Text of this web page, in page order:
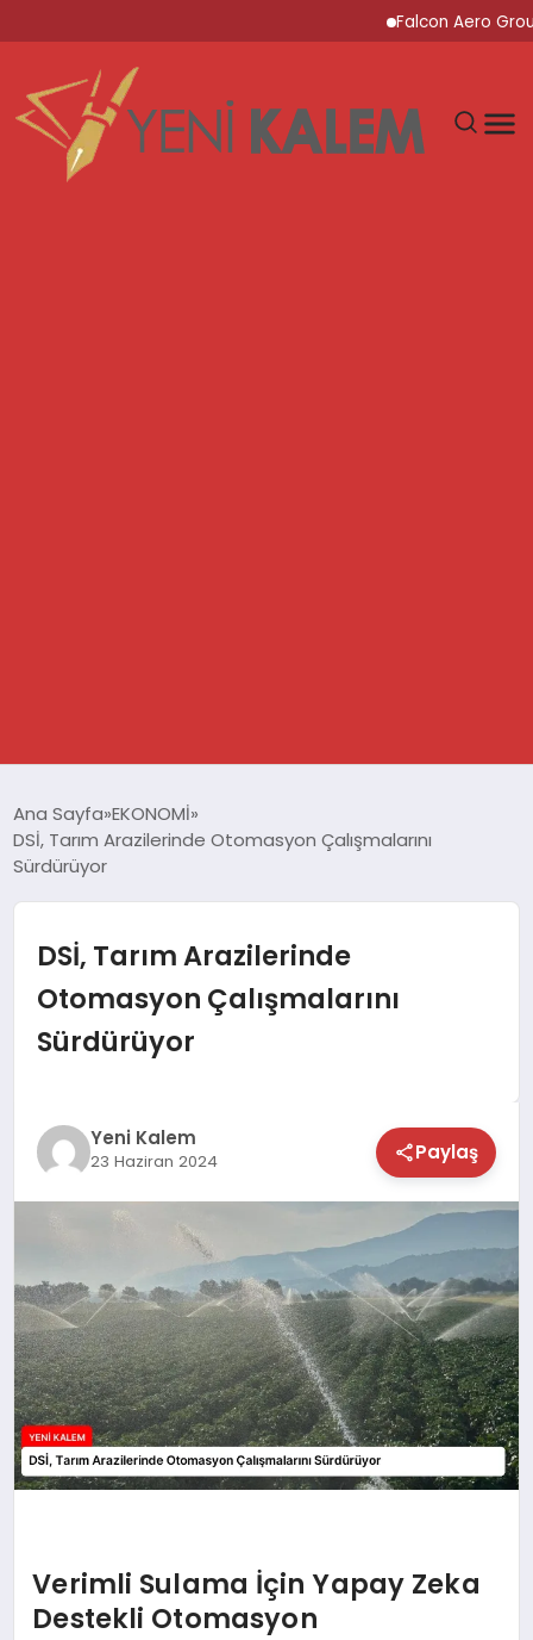
Falcon Aero Group,
SPOR
YAŞAM
SAĞLIK
MAGAZİN
EĞİTİM
Ana Sayfa EKONOMİ
DSİ, Tarım Arazilerinde Otomasyon Çalışmalarını
Sürdürüyor
DSİ, Tarım Arazilerinde
Otomasyon Çalışmalarını
Sürdürüyor
Yeni Kalem
23 Haziran 2024 Paylaş
Verimli Sulama İçin Yapay Zeka
Destekli Otomasyon